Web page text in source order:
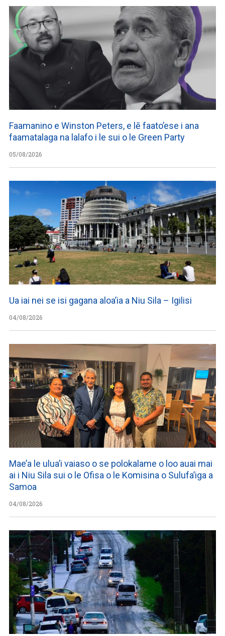
Faamanino e Winston Peters, e lē faato’ese i ana
faamatalaga na lalafo i le sui o le Green Party
05/08/2026
Ua iai nei se isi gagana aloa’ia a Niu Sila – Igilisi
04/08/2026
Mae’a le ulua’i vaiaso o se polokalame o loo auai mai
ai i Niu Sila sui o le Ofisa o le Komisina o Sulufa’iga a
Samoa
04/08/2026